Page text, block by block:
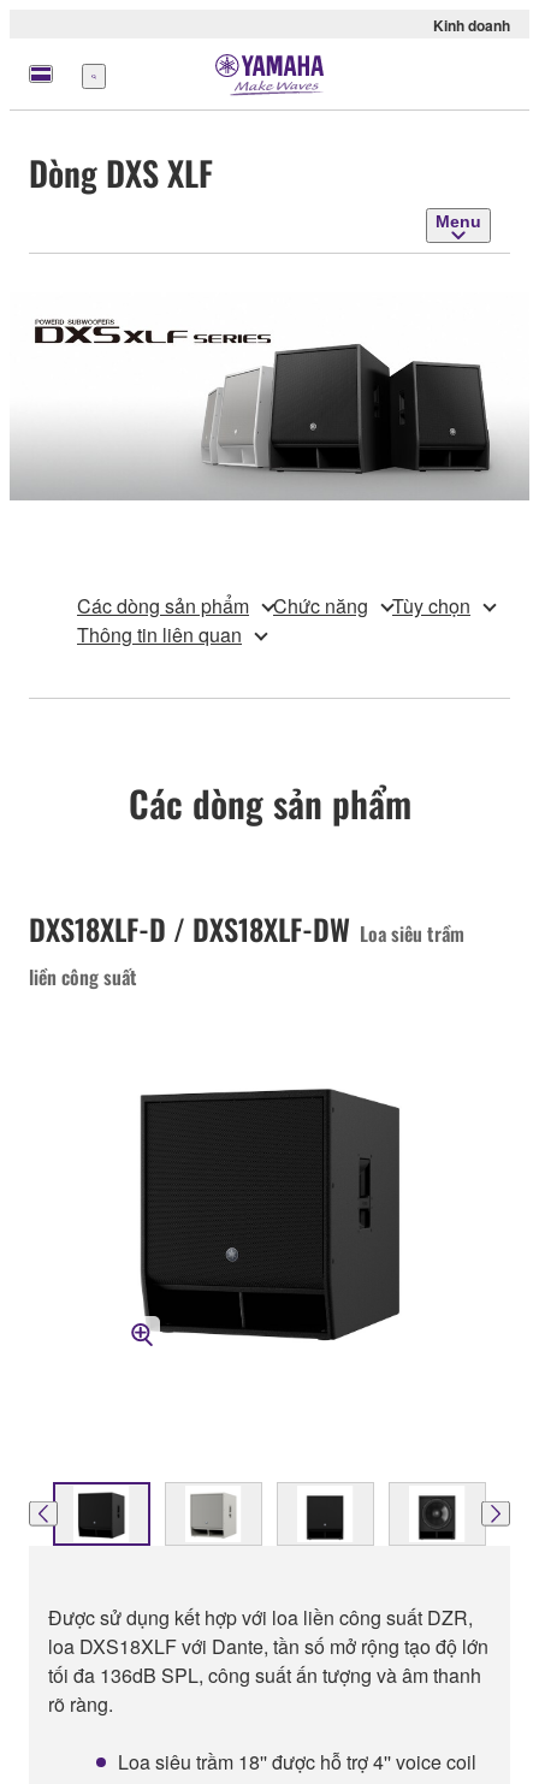
Kinh doanh
Menu
Dòng DXS XLF
Menu
Các dòng sản phẩm Chức năng
Tùy chọn
Thông tin liên quan
Các dòng sản phẩm
DXS18XLF-D / DXS18XLF-DW Loa siêu trầm
liền công suất
Được sử dụng kết hợp với loa liền công suất DZR,
loa DXS18XLF với Dante, tần số mở rộng tạo độ lớn
tối đa 136dB SPL, công suất ấn tượng và âm thanh
rõ ràng.
Loa siêu trầm 18'' được hỗ trợ 4'' voice coil